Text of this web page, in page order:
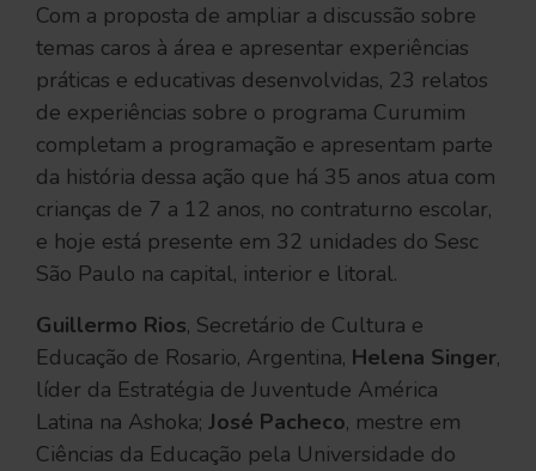
Com a proposta de ampliar a discussão sobre
temas caros à área e apresentar experiências
práticas e educativas desenvolvidas, 23 relatos
de experiências sobre o programa Curumim
completam a programação e apresentam parte
da história dessa ação que há 35 anos atua com
crianças de 7 a 12 anos, no contraturno escolar,
e hoje está presente em 32 unidades do Sesc
São Paulo na capital, interior e litoral.
Guillermo Rios, Secretário de Cultura e
Educação de Rosario, Argentina, Helena Singer,
líder da Estratégia de Juventude América
Latina na Ashoka; José Pacheco, mestre em
Ciências da Educação pela Universidade do